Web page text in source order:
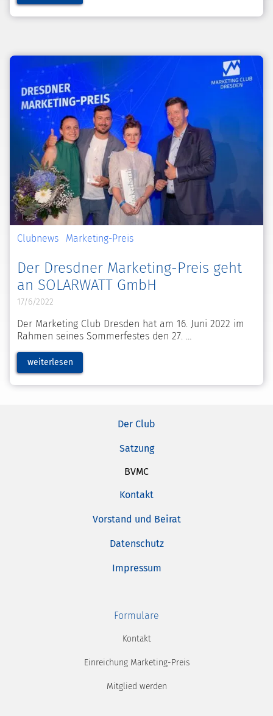
Clubnews Marketing-Preis
Der Dresdner Marketing-Preis geht
an SOLARWATT GmbH
17/6/2022
Der Marketing Club Dresden hat am 16. Juni 2022 im
Rahmen seines Sommerfestes den 27.
weiterlesen
Der Club
Satzung
BVMC
Kontakt
Vorstand und Beirat
Datenschutz
Impressum
Formulare
Kontakt
Einreichung Marketing-Preis
Mitglied werden